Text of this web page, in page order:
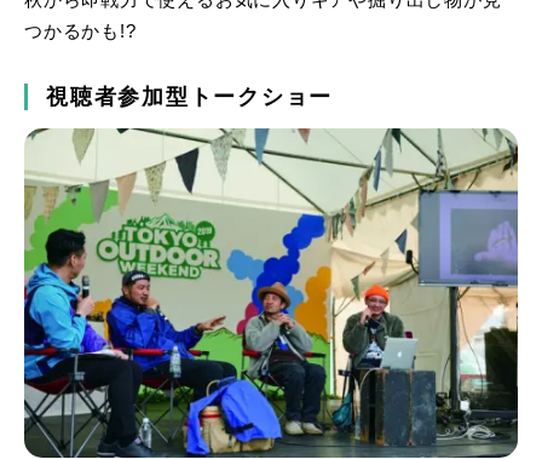
つかるかも!?
視聴者参加型トークショー